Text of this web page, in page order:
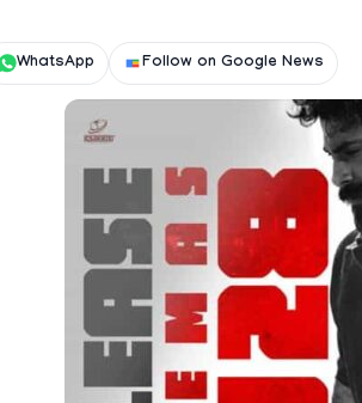
WhatsApp Follow on Google News